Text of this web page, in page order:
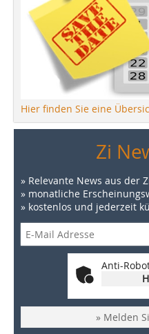
Hier finden Sie eine
Zi
» Relevante News aus der
» monatliche
» kostenlos und jederzeit
Anti-
» Melden